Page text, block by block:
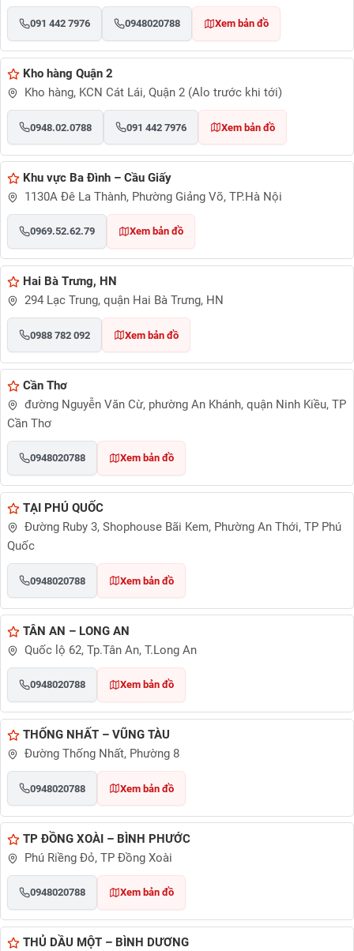
091 442 7976 0948020788 Xem bản đồ
Kho hàng Quận 2
Kho hàng, KCN Cát Lái, Quận 2 (Alo trước khi tới)
0948.02.0788 091 442 7976 Xem bản đồ
Khu vực Ba Đình – Cầu Giấy
1130A Đê La Thành, Phường Giảng Võ, TP.Hà Nội
0969.52.62.79 Xem bản đồ
Hai Bà Trưng, HN
294 Lạc Trung, quận Hai Bà Trưng, HN
0988 782 092 Xem bản đồ
Cần Thơ
đường Nguyễn Văn Cừ, phường An Khánh, quận Ninh Kiều, TP
Cần Thơ
0948020788 Xem bản đồ
TẠI PHÚ QUỐC
Đường Ruby 3, Shophouse Bãi Kem, Phường An Thới, TP Phú
Quốc
0948020788 Xem bản đồ
TÂN AN – LONG AN
Quốc lộ 62, Tp.Tân An, T.Long An
0948020788 Xem bản đồ
THỐNG NHẤT – VŨNG TÀU
Đường Thống Nhất, Phường 8
0948020788 Xem bản đồ
TP ĐỒNG XOÀI – BÌNH PHƯỚC
Phú Riềng Đỏ, TP Đồng Xoài
0948020788 Xem bản đồ
THỦ DẦU MỘT – BÌNH DƯƠNG